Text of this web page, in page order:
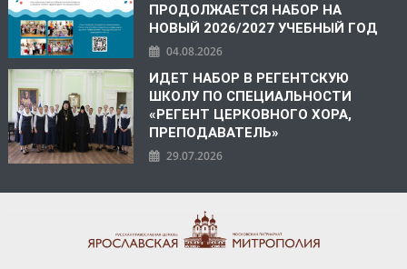
ПРОДОЛЖАЕТСЯ НАБОР НА
НОВЫЙ 2026/2027 УЧЕБНЫЙ ГОД
04.08.2026
ИДЕТ НАБОР В РЕГЕНТСКУЮ
ШКОЛУ ПО СПЕЦИАЛЬНОСТИ
«РЕГЕНТ ЦЕРКОВНОГО ХОРА,
ПРЕПОДАВАТЕЛЬ»
29.07.2026